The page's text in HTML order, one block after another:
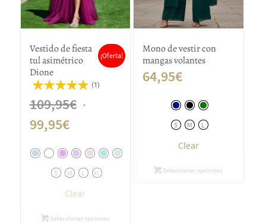
Vestido de fiesta
tul asimétrico
Dione
(1)
109,95€ El
original
era:
109,95€.
99,95€El
precio
actual
es:
¡Oferta!
S M L XL
Clear
Seleccionar opciones
Mono de vestir con
mangas volantes
64,95€
S M L
Clear
Seleccionar opciones